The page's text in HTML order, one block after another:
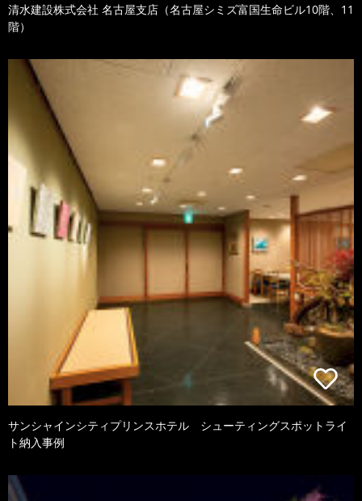
清水建設株式会社 名古屋支店（名古屋シミズ富国生命ビル10階、11
階）
サンシャインシティプリンスホテル シューティングスポットライ
ト納入事例